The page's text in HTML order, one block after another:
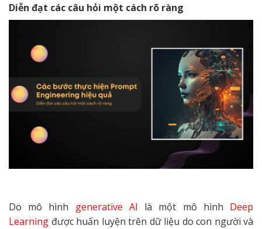
Diễn đạt các câu hỏi một cách rõ ràng
Do mô hình generative AI là một mô hình Deep
Learning được huấn luyện trên dữ liệu do con người và